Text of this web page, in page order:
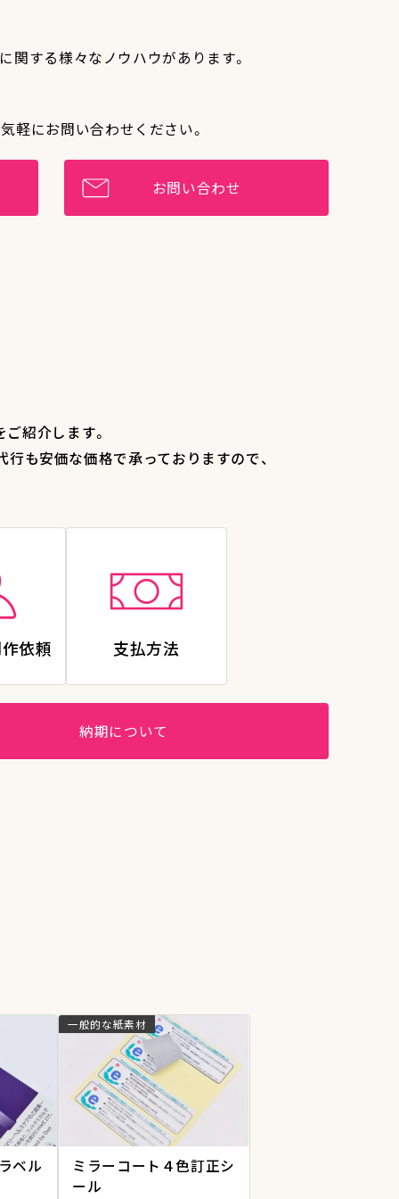
関する様々なノウハウがあります。
軽にお問い合わせください。
お問い合わせ
紹介します。
も安価な価格で承っておりますので、
依頼 支払方法
納期について
ベル
一般的な紙素材
ミラーコート４色訂正シ
ール